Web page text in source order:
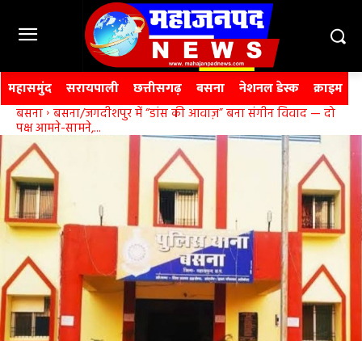
महासमुंद सरायपाली छत्तीसगढ़ बसना नेशनल डेस्क क्राइम
बसना बसना/जगदीशपुर में “डांस की आवाज़” बना संगीन विवाद — दो
पक्ष आमने-सामने,...